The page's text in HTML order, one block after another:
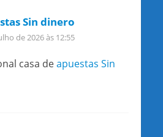
Sin dinero
de 2026 às 12:55
casa deapuestas Sin